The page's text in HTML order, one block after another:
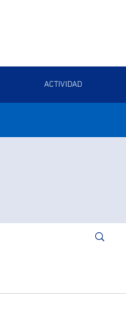
ACTIVIDAD